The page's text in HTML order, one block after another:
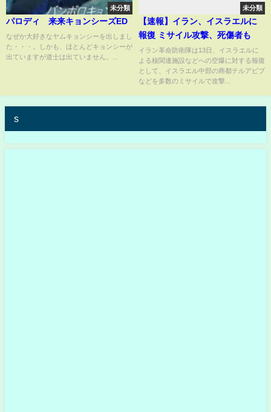
未分類
パロディ 来来キョンシーズED
なぜか大好きなヤムキョンシーを出しまし
た・・・。しかも、ほとんどキョンシーが
出ていますが道士は出ていません。...
未分類
【速報】イラン、イスラエルに
報復 ミサイル攻撃、死傷者も
イラン革命防衛隊は13日、イスラエルに
よる核関連施設などへの空爆に対する報復
として、イスラエル中部の商都テルアビブ
などを多数のミサイルで攻撃...
s